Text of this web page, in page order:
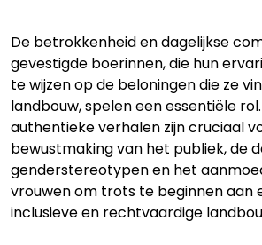
De betrokkenheid en dagelijkse
gevestigde boerinnen, die hun
te wijzen op de beloningen die ze
landbouw, spelen een essentiële
authentieke verhalen zijn cruciaal
bewustmaking van het publiek, de
genderstereotypen en het
vrouwen om trots te beginnen aan
inclusieve en rechtvaardige